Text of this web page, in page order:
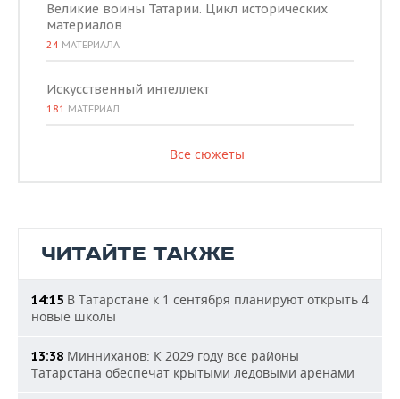
Великие воины Татарии. Цикл исторических
материалов
24 МАТЕРИАЛА
Искусственный интеллект
181 МАТЕРИАЛ
Все сюжеты
ЧИТАЙТЕ ТАКЖЕ
14:15 В Татарстане к 1 сентября планируют открыть 4
новые школы
13:38 Минниханов: К 2029 году все районы
Татарстана обеспечат крытыми ледовыми аренами